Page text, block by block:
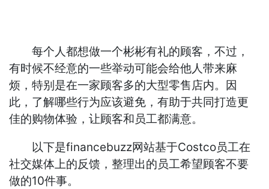
每个人都想做一个彬彬有礼的顾客，不过，
有时候不经意的一些举动可能会给他人带来麻
烦，特别是在一家顾客多的大型零售店内。因
此，了解哪些行为应该避免，有助于共同打造更
佳的购物体验，让顾客和员工都满意。
以下是financebuzz网站基于Costco员工在
社交媒体上的反馈，整理出的员工希望顾客不要
做的10件事。